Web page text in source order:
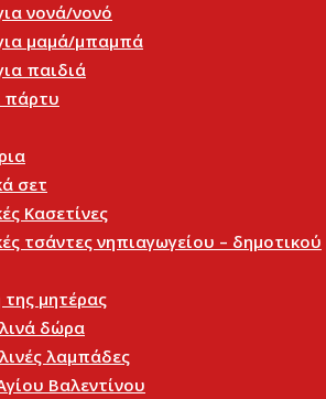
νονά/νονό
μαμά/μπαμπά
παιδιά
πάρτυ
σετ
Κασετίνες
τσάντες νηπιαγωγείου – δημοτικού
της μητέρας
δώρα
λαμπάδες
Βαλεντίνου